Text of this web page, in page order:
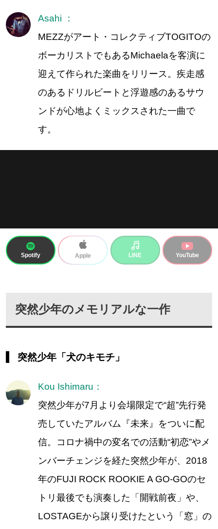
Asahi ：
MEZZがアート・コレクティブTOGITOの
ボーカリストでもあるMichaelaを客演に
迎えて作られた楽曲をリリース。疾走感
のあるドリルビートと浮遊感のあるサウ
ンドが心地よくミックスされた一曲で
す。
Spotify Apple LINE YouTube
突然少年のメモリアルな一作
突然少年「犬のキモチ」
Kou Ishimaru：
突然少年が7月より会場限定で“超”先行発
売していたアルバム『未来』をついに配
信。コロナ禍中の変名での活動“初恋”やメ
ンバーチェンジを経た突然少年が、2018
年のFUJI ROCK ROOKIE A GO-GOのセ
トリ最後でも演奏した「開戦前夜」や、
LOSTAGEから譲り受けたという「窓」の